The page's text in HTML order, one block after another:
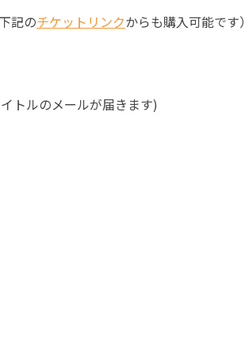
記のチケットリンクからも購入可能です）
トルのメールが届きます)